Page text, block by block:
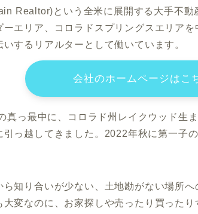
Realtor)という全米に展開する大手不動
ーエリア、コロラドスプリングスエリア
するリアルターとして働いています。
会社のホームページはこ
真っ最中に、コロラド州レイクウッド生
引っ越してきました。2022年秋に第一子
知り合いが少ない、土地勘がない場所へ
大変なのに、お家探しや売ったり買った